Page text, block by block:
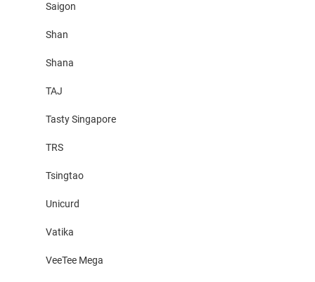
Saigon
Shan
Shana
TAJ
Tasty Singapore
TRS
Tsingtao
Unicurd
Vatika
VeeTee Mega